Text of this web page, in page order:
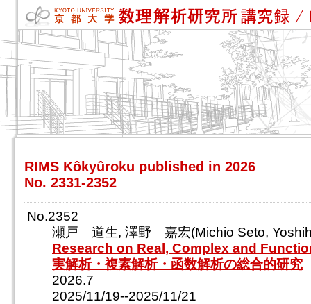
RIMS Kôkyûroku published in 2026
No. 2331-2352
No.2352
瀬戸 道生, 澤野 嘉宏(Michio Seto,
Research on Real, Complex and
実解析・複素解析・函数解析の総合的研究
2026.7
2025/11/19--2025/11/21